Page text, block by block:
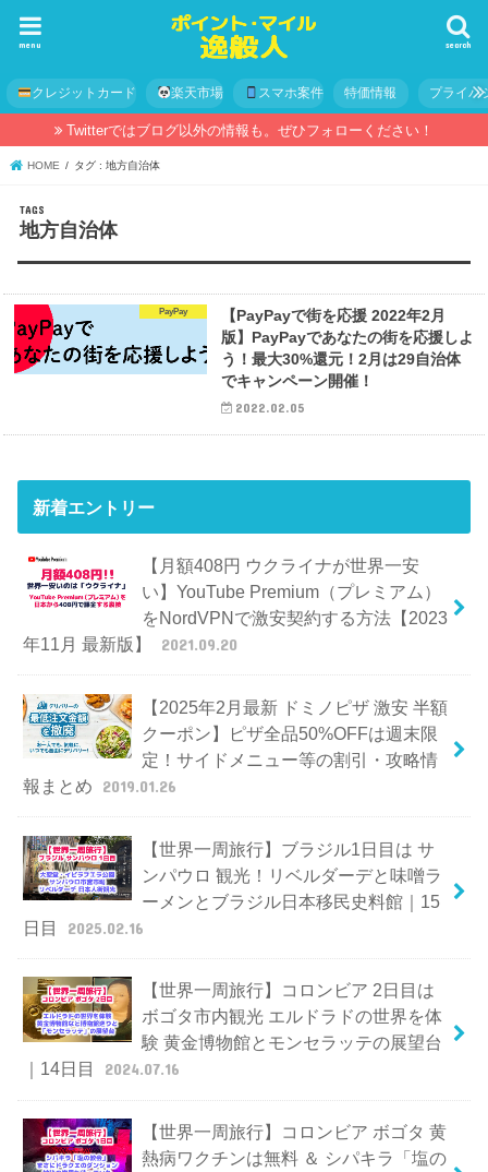
search
menu
クレジットカード 楽天市場 スマホ案件 特価情報 プライバ
Twitterではブログ以外の情報も。ぜひフォローください！
HOME タグ : 地方自治体
地方自治体
PayPay
【PayPayで街を応援 2022年2月
版】PayPayであなたの街を応援しよ
う！最大30%還元！2月は29自治体
でキャンペーン開催！
2022.02.05
新着エントリー
【月額408円 ウクライナが世界一安
い】YouTube Premium（プレミアム）
をNordVPNで激安契約する方法【2023
年11月 最新版】
2021.09.20
【2025年2月最新 ドミノピザ 激安 半額
クーポン】ピザ全品50%OFFは週末限
定！サイドメニュー等の割引・攻略情
報まとめ
2019.01.26
【世界一周旅行】ブラジル1日目は サ
ンパウロ 観光！リベルダーデと味噌ラ
ーメンとブラジル日本移民史料館｜15
日目
2025.02.16
【世界一周旅行】コロンビア 2日目は
ボゴタ市内観光 エルドラドの世界を体
験 黄金博物館とモンセラッテの展望台
｜14日目
2024.07.16
【世界一周旅行】コロンビア ボゴタ 黄
熱病ワクチンは無料 ＆ シパキラ「塩の